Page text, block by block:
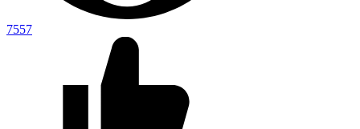
7557